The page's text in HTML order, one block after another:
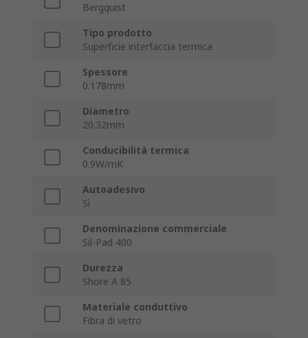
Bergquist
Tipo prodotto
Superficie interfaccia termica
Spessore
0.178mm
Diametro
20.32mm
Conducibilità termica
0.9W/mK
Autoadesivo
Sì
Denominazione commerciale
Sil-Pad 400
Durezza
Shore A 85
Materiale conduttivo
Fibra di vetro